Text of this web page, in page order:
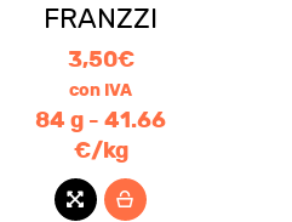
FRANZZI
3,50€
con IVA
84 g - 41.66
€/kg